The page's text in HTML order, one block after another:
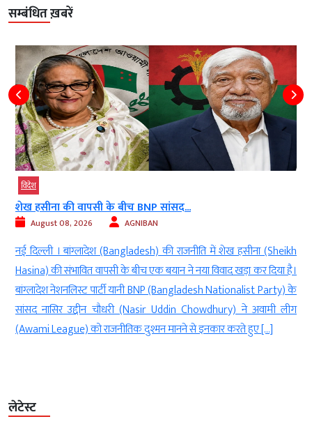
सम्बंधित ख़बरें
विदेश
शेख हसीना की वापसी के बीच BNP सांसद...
August 08, 2026 AGNIBAN
नई दिल्ली । बांग्लादेश (Bangladesh) की राजनीति में शेख हसीना (Sheikh
Hasina) की संभावित वापसी के बीच एक बयान ने नया विवाद खड़ा कर दिया है।
बांग्लादेश नेशनलिस्ट पार्टी यानी BNP (Bangladesh Nationalist Party) के
सांसद नासिर उद्दीन चौधरी (Nasir Uddin Chowdhury) ने अवामी लीग
(Awami League) को राजनीतिक दुश्मन मानने से इनकार करते हुए […]
लेटेस्ट